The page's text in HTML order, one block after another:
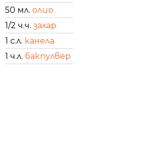
50 мл. олио
1/2 ч.ч. захар
1 с.л. канела
1 ч.л. бакпулвер